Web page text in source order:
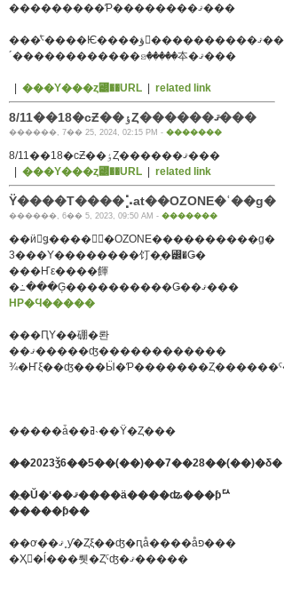
���������Ƥ��������ޤ���
���ͤˤ����Ѥ����ؤ򤪤����������ޤ�������
´������������ꤤ�����夲�ޤ���
���Υ���ȥ꡼��URL related link
8/11��18�ϲƵ��ٶȤ������ޤ���
������, 7�� 25, 2024, 02:15 PM - �������
8/11��18�ϲƵ��ٶȤ������ޤ���
���Υ���ȥ꡼��URL related link
Ÿ����Τ����⡡at��OZONE�ʿ��ɡ�
������, 6�� 5, 2023, 09:50 AM - �������
��ӥ󥰥ǥ����󥻥󥿡�OZONE����������ɡ�
3���Υ��������饤�֥�꡼�Ǥ�
���Ҥε����餫
�߸���Ģ����������Ǥ��ޤ���
HP�Ϥ�����
���ԤΥ��硼�롼
��ޤ�����ʤ������������
�����ǡ��ߥ˴��Ÿ�Ȥ���
��2023ǯ6��5��(��)��7��28��(��)�δ�
�ֲ�Ŭ�ʽ��ޤ����ä����ʥ���ƥꥢ
�����ƥ��
��ơ��ޤ˳ƴ�Ȥξ��ʤ�ԥå����åפ���
�Ҳ𤷤�ĺ���뤳�Ȥˤʤ�ޤ�����